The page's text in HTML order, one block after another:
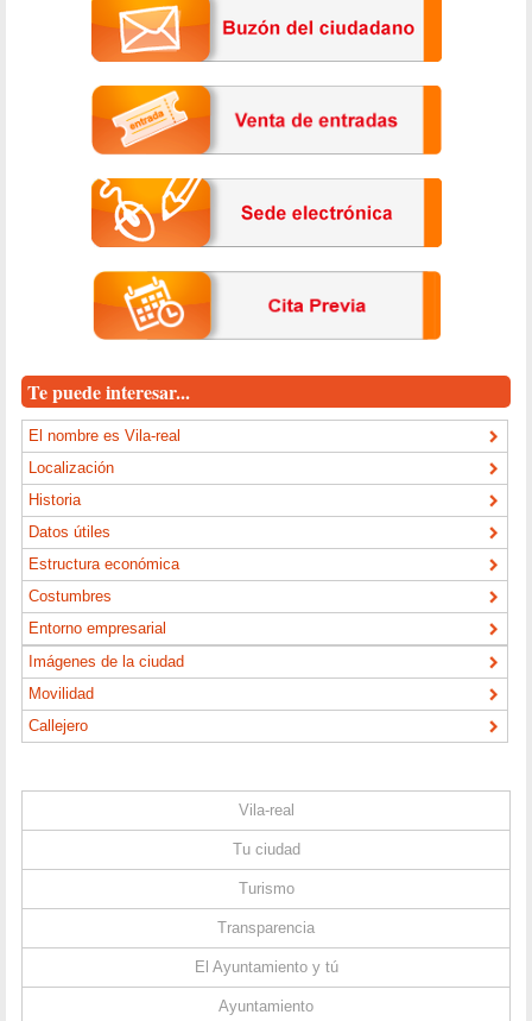
Te puede interesar...
El nombre es Vila-real
Localización
Historia
Datos útiles
Estructura económica
Costumbres
Entorno empresarial
Imágenes de la ciudad
Movilidad
Callejero
Vila-real
Tu ciudad
Turismo
Transparencia
El Ayuntamiento y tú
Ayuntamiento